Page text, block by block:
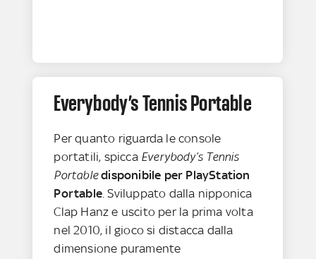
Everybody’s Tennis Portable
Per quanto riguarda le console
portatili, spicca Everybody’s Tennis
Portable disponibile per PlayStation
Portable. Sviluppato dalla nipponica
Clap Hanz e uscito per la prima volta
nel 2010, il gioco si distacca dalla
dimensione puramente